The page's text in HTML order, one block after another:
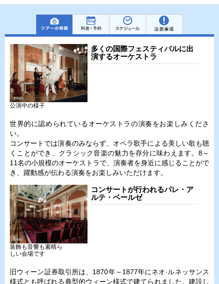
多くの国際フェスティバルに出
演するオーケストラ
公演中の様子
世界的に認められているオーケストラの演奏をお楽しみくださ
い。
コンサートでは演奏のみならず、オペラ歌手による美しい歌も聴
くことができ、クラシック音楽の魅力を存分に味わえます。8～
11名の小規模のオーケストラで、演奏者を身近に感じることがで
き、躍動感が伝わる演奏をお楽しみいただけます。
コンサートが行われるパレ・ア
ルテ・ベールゼ
装飾も音響も素晴ら
しい会場です
旧ウィーン証券取引所は、1870年～1877年にネオ·ルネッサンス
様式とも呼ばれる典型的ウィーン様式で建てられました。建設し